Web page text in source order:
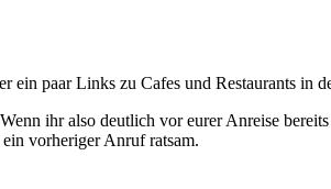
ein paar Links zu Cafes und Restaurants in
ihr also deutlich vor eurer Anreise
vorheriger Anruf ratsam.